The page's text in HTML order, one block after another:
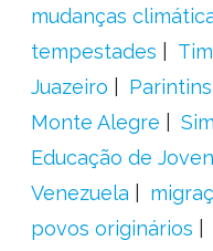
mudanças
tempestades
Juazeiro
Parintins
Monte Alegre
Educação de
Venezuela
povos originários